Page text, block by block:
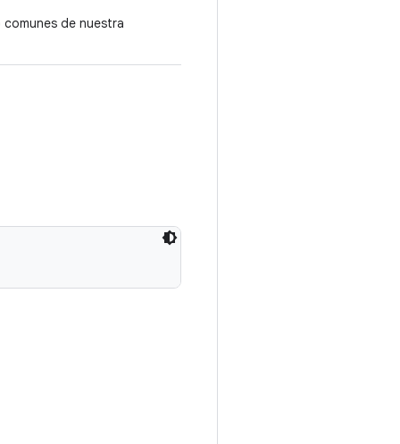
de nuestra